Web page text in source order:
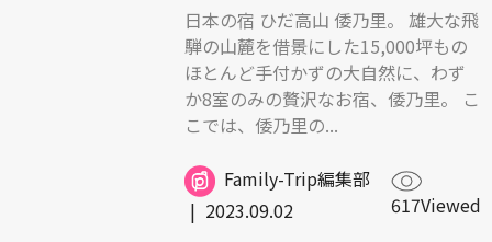
日本の宿 ひだ高山 倭乃里。 雄大な飛
騨の山麓を借景にした15,000坪もの
ほとんど手付かずの大自然に、わず
か8室のみの贅沢なお宿、倭乃里。 こ
こでは、倭乃里の...
Family-Trip編集部
| 2023.09.02 617Viewed